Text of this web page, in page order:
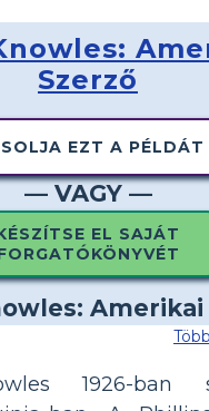
Szerző
EZT A PÉLDÁT
— VAGY —
EL SAJÁT
1926-ban